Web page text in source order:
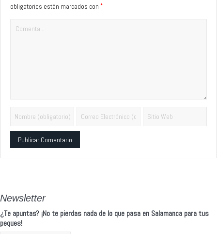
obligatorios están marcados con *
Newsletter
¿Te apuntas? ¡No te pierdas nada de lo que pasa en Salamanca para tus
peques!